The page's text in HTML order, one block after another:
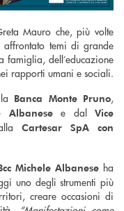
Mauro che, più volte
temi di grande
famiglia, dell’educazione
rapporti umani e sociali.
Banca Monte Pruno,
Albanesee dalVice
Cartesar SpA con
Michele Albaneseha
uno degli strumenti più
creare occasioni di